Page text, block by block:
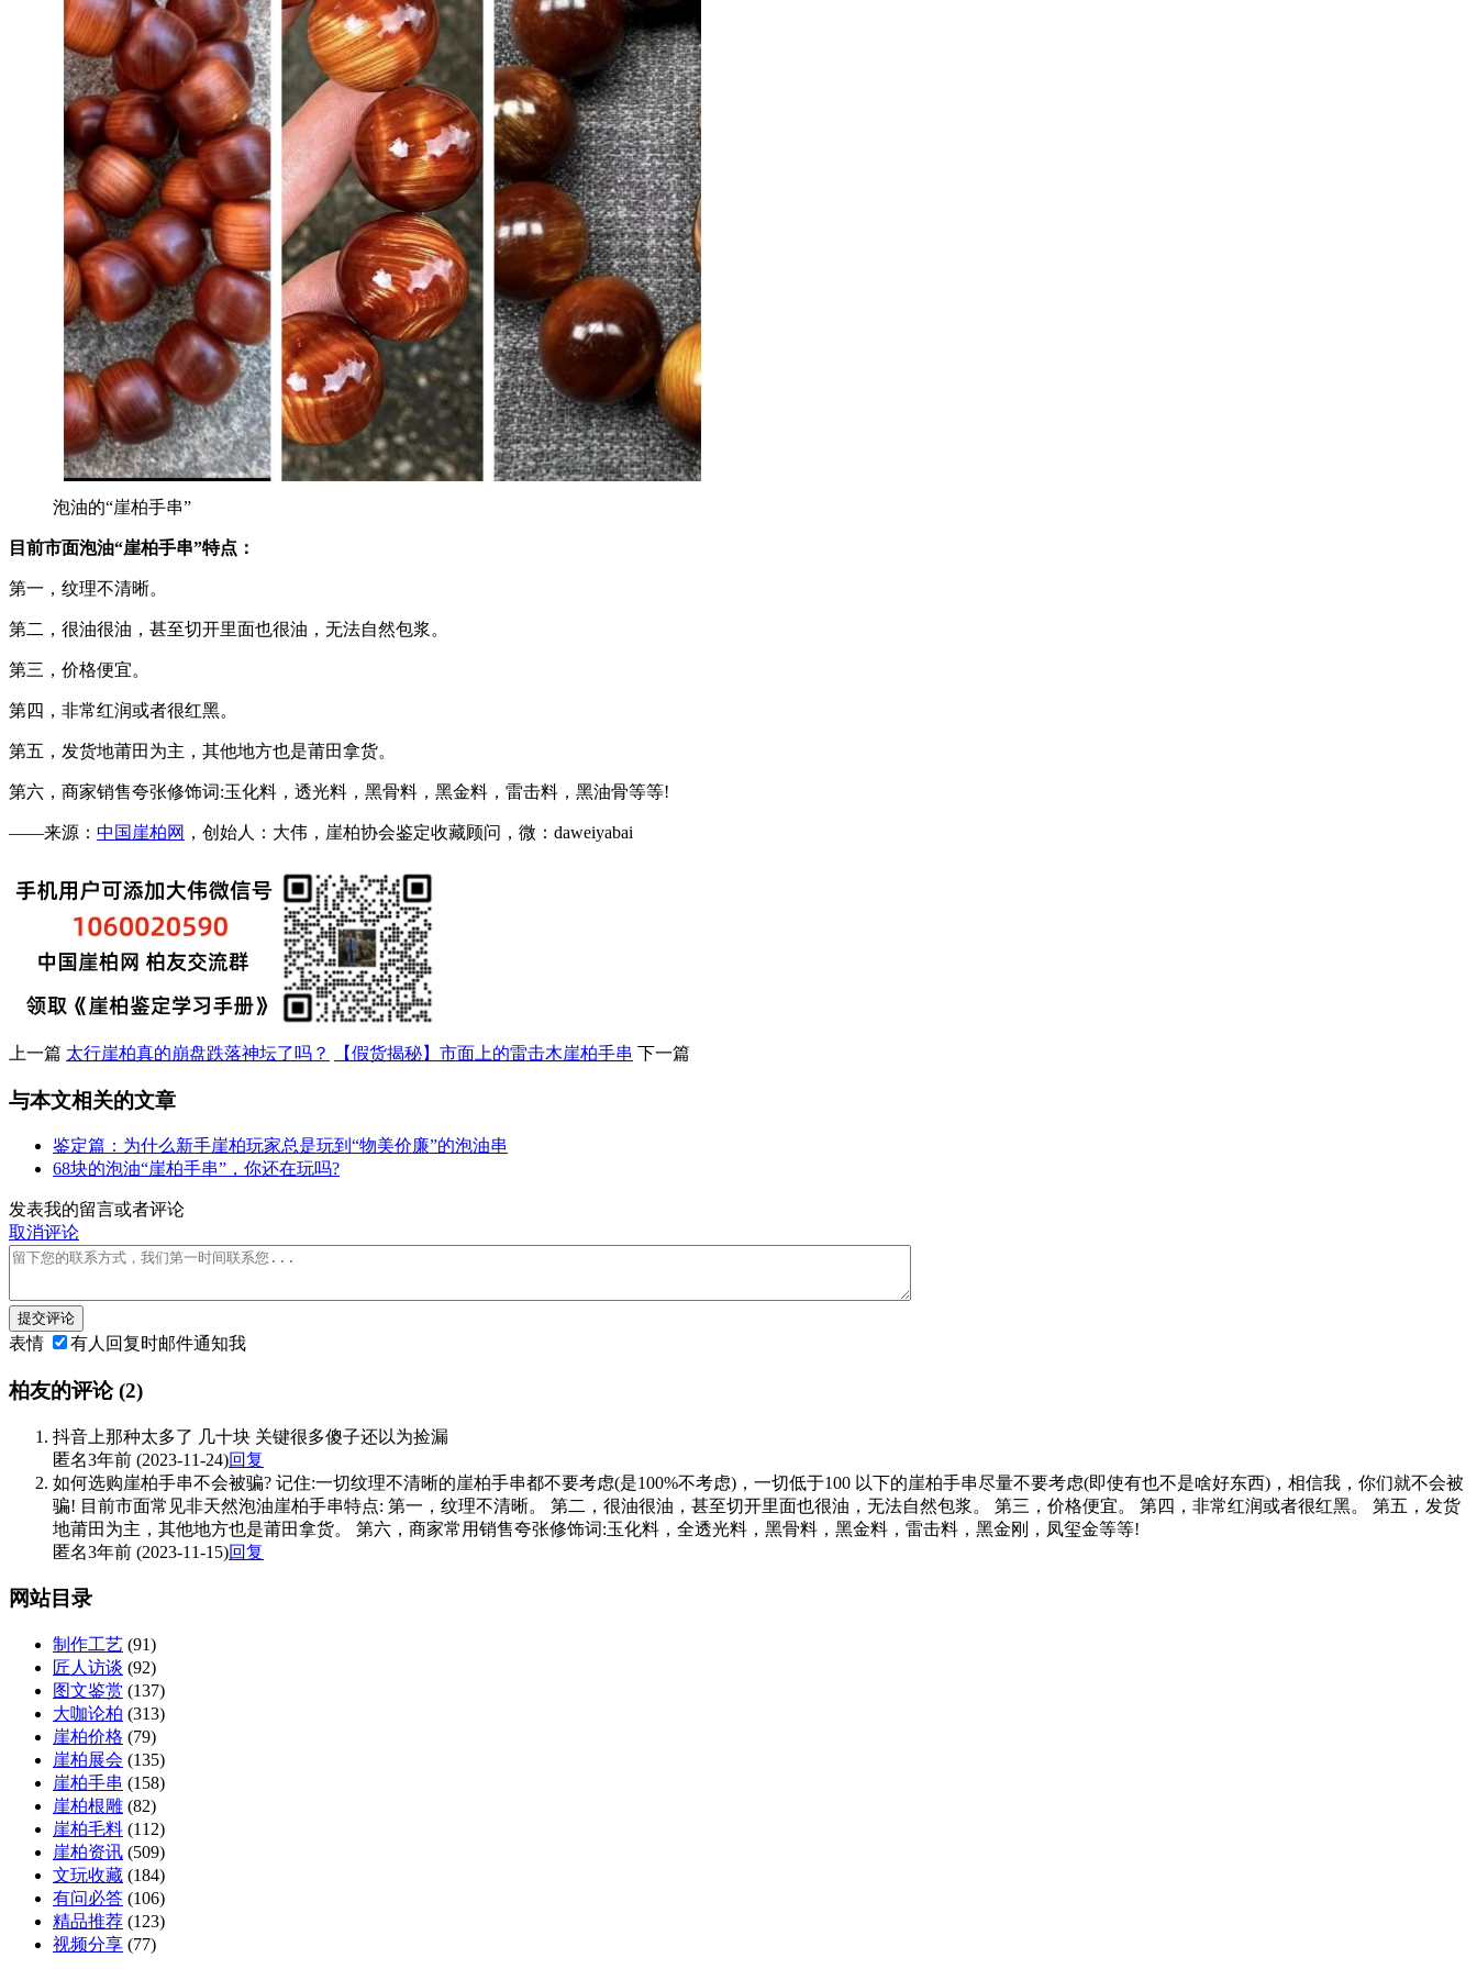
泡油的“崖柏手串”
目前市面泡油“崖柏手串”特点：
第一，纹理不清晰。
第二，很油很油，甚至切开里面也很油，无法自然包浆。
第三，价格便宜。
第四，非常红润或者很红黑。
第五，发货地莆田为主，其他地方也是莆田拿货。
第六，商家销售夸张修饰词:玉化料，透光料，黑骨料，黑金料，雷击料，黑油骨等等!
——来源： 中国崖柏网 ，创始人：大伟，崖柏协会鉴定收藏顾问，微：daweiyabai
上一篇 太行崖柏真的崩盘跌落神坛了吗？ 【假货揭秘】市面上的雷击木崖柏手串 下一篇
与本文相关的文章
鉴定篇：为什么新手崖柏玩家总是玩到“物美价廉”的泡油串
68块的泡油“崖柏手串”，你还在玩吗?
发表我的留言或者评论
取消评论
提交评论
表情 有人回复时邮件通知我
柏友的评论(2)
抖音上那种太多了 几十块 关键很多傻子还以为捡漏
匿名3年前 (2023-11-24)回复
如何选购崖柏手串不会被骗? 记住:一切纹理不清晰的崖柏手串都不要考虑(是100%不考虑)，一切低于100 以下的崖柏手串尽量不要考虑(即使有也不是啥好东西)，相信我，你们就不会被
骗! 目前市面常见非天然泡油崖柏手串特点: 第一，纹理不清晰。 第二，很油很油，甚至切开里面也很油，无法自然包浆。 第三，价格便宜。 第四，非常红润或者很红黑。 第五，发货
地莆田为主，其他地方也是莆田拿货。 第六，商家常用销售夸张修饰词:玉化料，全透光料，黑骨料，黑金料，雷击料，黑金刚，凤玺金等等!
匿名3年前 (2023-11-15)回复
网站目录
制作工艺 (91)
匠人访谈 (92)
图文鉴赏 (137)
大咖论柏 (313)
崖柏价格 (79)
崖柏展会 (135)
崖柏手串 (158)
崖柏根雕 (82)
崖柏毛料 (112)
崖柏资讯 (509)
文玩收藏 (184)
有问必答 (106)
精品推荐 (123)
视频分享 (77)